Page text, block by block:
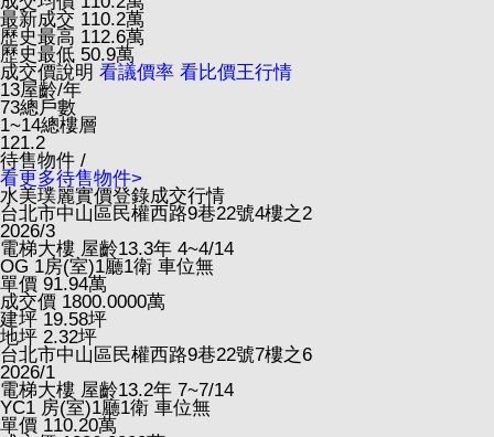
最新成交 110.2萬
歷史最高 112.6萬
歷史最低 50.9萬
成交價說明 看議價率 看比價王行情
13屋齡/年
73總戶數
1~14總樓層
121.2
待售物件 /
看更多待售物件>
水美璞麗實價登錄成交行情
台北市中山區民權西路9巷22號4樓之2
2026/3
電梯大樓 屋齡13.3年 4~4/14
OG 1房(室)1廳1衛 車位無
單價 91.94萬
成交價 1800.0000萬
建坪 19.58坪
地坪 2.32坪
台北市中山區民權西路9巷22號7樓之6
2026/1
電梯大樓 屋齡13.2年 7~7/14
YC1 房(室)1廳1衛 車位無
單價 110.20萬